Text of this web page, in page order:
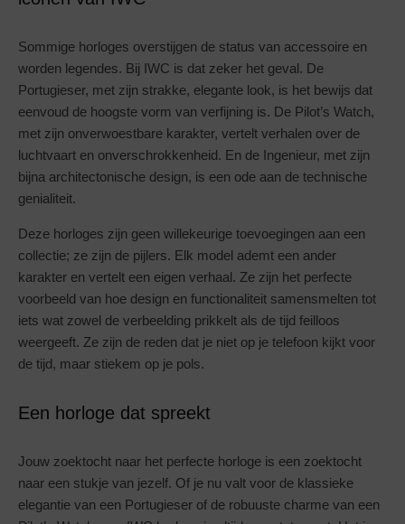
Sommige horloges overstijgen de status van accessoire en
worden legendes. Bij IWC is dat zeker het geval. De
Portugieser, met zijn strakke, elegante look, is het bewijs dat
eenvoud de hoogste vorm van verfijning is. De Pilot’s Watch,
met zijn onverwoestbare karakter, vertelt verhalen over de
luchtvaart en onverschrokkenheid. En de Ingenieur, met zijn
bijna architectonische design, is een ode aan de technische
genialiteit.
Deze horloges zijn geen willekeurige toevoegingen aan een
collectie; ze zijn de pijlers. Elk model ademt een ander
karakter en vertelt een eigen verhaal. Ze zijn het perfecte
voorbeeld van hoe design en functionaliteit samensmelten tot
iets wat zowel de verbeelding prikkelt als de tijd feilloos
weergeeft. Ze zijn de reden dat je niet op je telefoon kijkt voor
de tijd, maar stiekem op je pols.
Een horloge dat spreekt
Jouw zoektocht naar het perfecte horloge is een zoektocht
naar een stukje van jezelf. Of je nu valt voor de klassieke
elegantie van een Portugieser of de robuuste charme van een